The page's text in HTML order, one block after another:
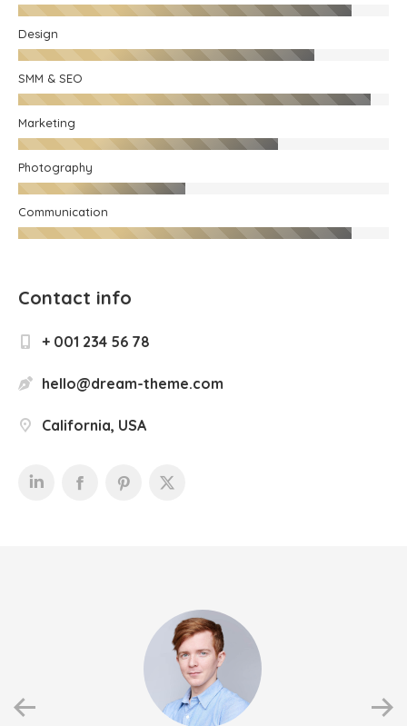
Design
SMM & SEO
Marketing
Photography
Communication
Contact info
+ 001 234 56 78
hello@dream-theme.com
California, USA